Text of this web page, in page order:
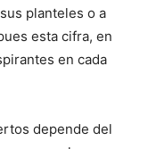
planteles o a
esta cifra, en
en cada
depende del